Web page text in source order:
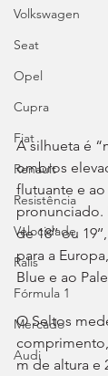
Volkswagen
Seat
Opel
Cupra
Fiat
Renault
Resistência
Velocidade
Ralis
Fórmula 1
Mercado
Audi
A silhueta é
ombros
flutuante e
pronunciado.
de 18’’ ou
para a
Blue e ao
O Seltos
comprimento,
m de altura e